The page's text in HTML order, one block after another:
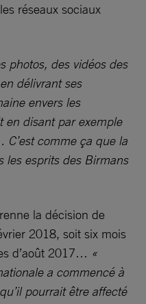
réseaux sociaux
photos, des vidéos des
délivrant ses
envers les
en disant par exemple
comme ça que la
les esprits des Birmans
la décision de
2018, soit six mois
d’août 2017… «
a commencé à
pourrait être affecté